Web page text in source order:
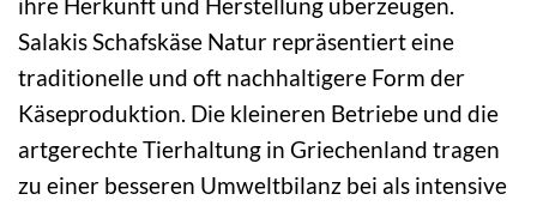
Salakis Schafskäse Natur repräsentiert eine
traditionelle und oft nachhaltigere Form der
Käseproduktion. Die kleineren Betriebe und die
artgerechte Tierhaltung in Griechenland tragen
zu einer besseren Umweltbilanz bei als intensive